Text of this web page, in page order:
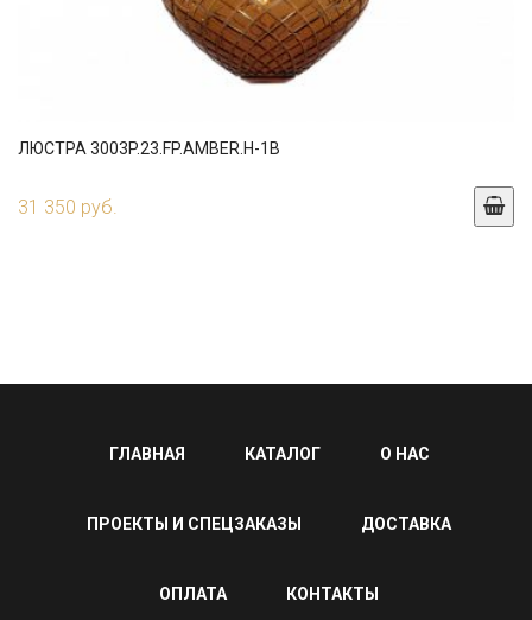
ЛЮСТРА 3003P.23.FP.AMBER.H-1B
31 350 руб.
ГЛАВНАЯ КАТАЛОГ О НАС
ПРОЕКТЫ И СПЕЦЗАКАЗЫ ДОСТАВКА
ОПЛАТА КОНТАКТЫ